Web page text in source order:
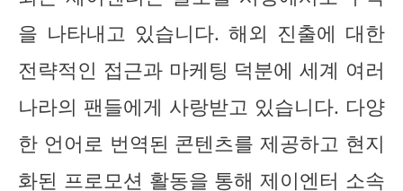
을 나타내고 있습니다. 해외 진출에 대한
전략적인 접근과 마케팅 덕분에 세계 여러
나라의 팬들에게 사랑받고 있습니다. 다양
한 언어로 번역된 콘텐츠를 제공하고 현지
화된 프로모션 활동을 통해 제이엔터 소속